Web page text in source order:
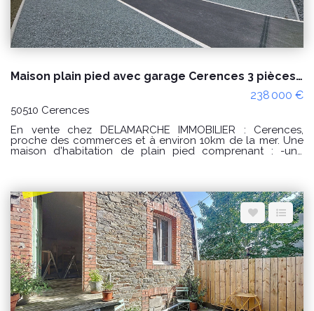
Maison plain pied avec garage Cerences 3 pièces proche des commodités
238 000 €
50510 Cerences
En vente chez DELAMARCHE IMMOBILIER : Cerences,
proche des commerces et à environ 10km de la mer. Une
maison d'habitation de plain pied comprenant : -une
une avec placard. -un garage. Le tout sur un terrain
d'environ 571m². Prix : 238000 € honoraires à la charge du
vendeur. Classe énergie : D (246) Classe climat : B (7)
Montant estimé des dépenses annuelles d'énergie pour un
usage standard : entre 1450 € et 2030 € / an. Prix moyens
des énergies indexés sur les années 2021, 2022 et 2023
(abonnements compris) "Les informations sur les risques
auxquels ce bien est exposé sont disponibles sur le site
Géorisques : www.georisques.gouv.fr" POUR VISITER :
DELAMARCHE IMMOBILIER, Florian GINARD 07.86.27.44.34